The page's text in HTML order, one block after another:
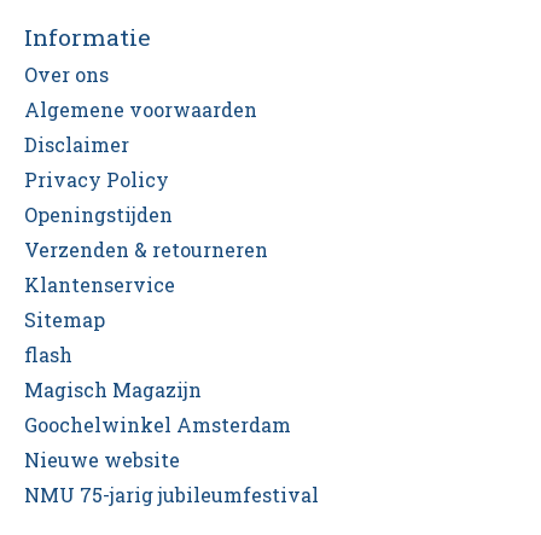
Informatie
Over ons
Algemene voorwaarden
Disclaimer
Privacy Policy
Openingstijden
Verzenden & retourneren
Klantenservice
Sitemap
flash
Magisch Magazijn
Goochelwinkel Amsterdam
Nieuwe website
NMU 75-jarig jubileumfestival